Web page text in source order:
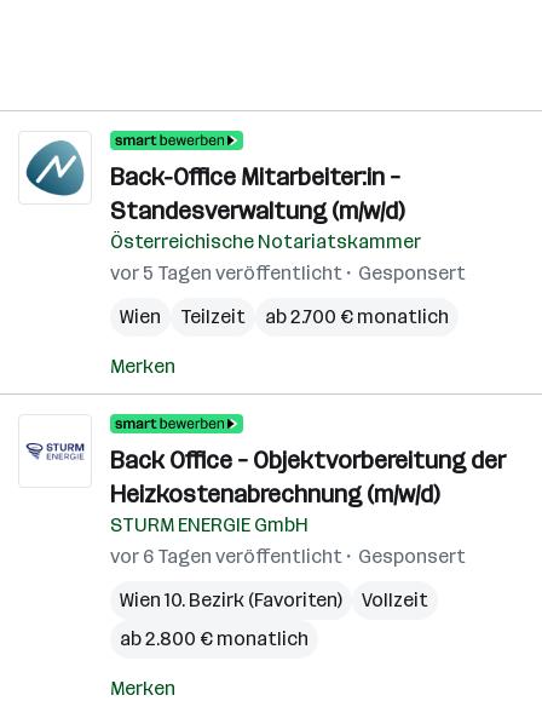
Back-Office Mitarbeiter:in –
Standesverwaltung (m/w/d)
Österreichische Notariatskammer
vor 5 Tagen veröffentlicht
Gesponsert
Wien
Teilzeit ab 2.700 € monatlich
Merken
Back Office – Objektvorbereitung der
Heizkostenabrechnung (m/w/d)
STURM ENERGIE GmbH
vor 6 Tagen veröffentlicht
Gesponsert
Wien 10. Bezirk (Favoriten)
Vollzeit
ab 2.800 € monatlich
Merken